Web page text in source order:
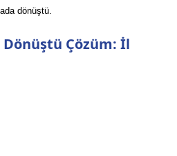
Dönüştü Çözüm: İl
dönüştü.